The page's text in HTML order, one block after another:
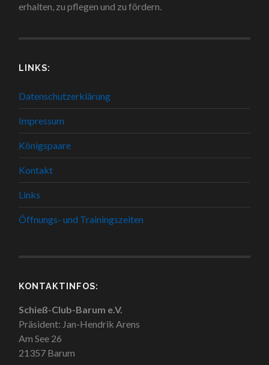
erhalten, zu pflegen und zu fördern.
LINKS:
Datenschutzerklärung
Impressum
Königspaare
Kontakt
Links
Öffnungs- und Trainingszeiten
KONTAKTINFOS:
Schieß-Club-Barum e.V.
Präsident: Jan-Hendrik Arens
Am See 26
21357 Barum